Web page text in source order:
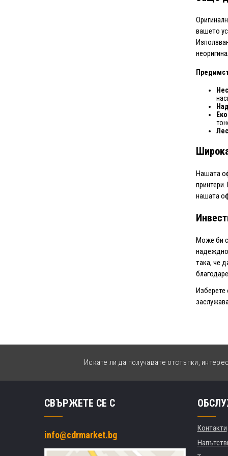
вашето
Нашата
нашата
Може би
така, че
Изберете
Искате ли да получавате отстъпки,
СВЪРЖЕТЕ СЕ С
info@cdrmarket.bg
Контакти